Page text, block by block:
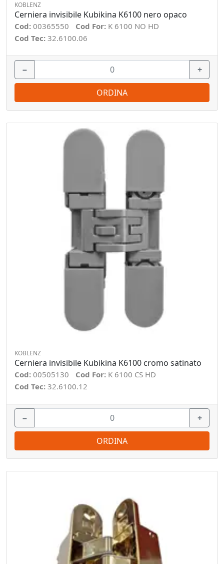
KOBLENZ
Cerniera invisibile Kubikina K6100 nero opaco
Cod: 00365550 Cod For: K 6100 NO HD
Cod Tec: 32.6100.06
− +
ORDINA
KOBLENZ
Cerniera invisibile Kubikina K6100 cromo satinato
Cod: 00505130 Cod For: K 6100 CS HD
Cod Tec: 32.6100.12
− +
ORDINA